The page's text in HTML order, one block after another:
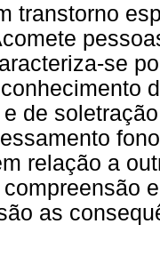
transtorno
se
de
relação a
as